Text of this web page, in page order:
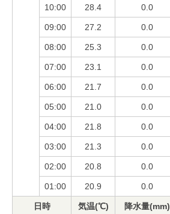
10:00 28.4 0.0
09:00 27.2 0.0
08:00 25.3 0.0
07:00 23.1 0.0
06:00 21.7 0.0
05:00 21.0 0.0
04:00 21.8 0.0
03:00 21.3 0.0
02:00 20.8 0.0
01:00 20.9 0.0
日時 気温(℃) 降水量(mm)